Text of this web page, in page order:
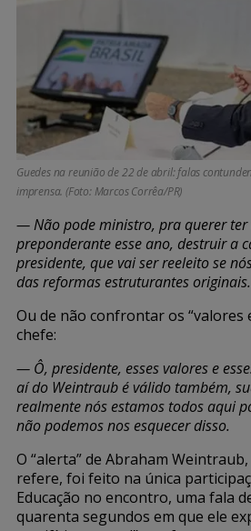
Guedes na reunião de 22 de abril: falas
imprensa. (Foto: Marcos Corrêa/PR)
— Não pode ministro, pra querer ter
preponderante esse ano, destruir a
presidente, que vai ser reeleito se
das reformas estruturantes originais.
Ou de não confrontar os “valores
chefe:
— Ô, presidente, esses valores e
aí do Weintraub é válido também,
realmente nós estamos todos aqui
não podemos nos esquecer disso.
O “alerta” de Abraham
refere, foi feito na única
Educação no encontro, uma fala
quarenta segundos em que ele